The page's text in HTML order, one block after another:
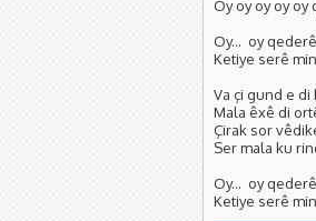
Oy oy oy oy oy
Oy... oy qederê
Ketiye serê
Va çi gund e di
Mala êxê di
Çirak sor
Ser mala ku
Oy... oy qederê
Ketiye serê